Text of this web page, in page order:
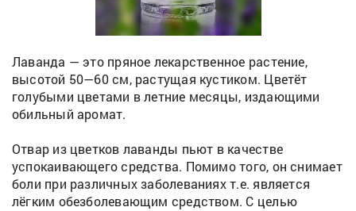
Лаванда — это пряное лекарственное растение,
высотой 50—60 см, растущая кустиком. Цветёт
голубыми цветами в летние месяцы, издающими
обильный аромат.
Отвар из цветков лаванды пьют в качестве
успокаивающего средства. Помимо того, он снимает
боли при различных заболеваниях т.е. является
лёгким обезболевающим средством. С целью